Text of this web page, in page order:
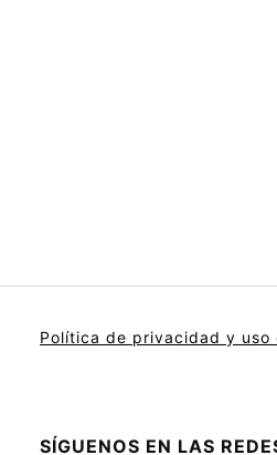
Política de privacidad y uso
SÍGUENOS EN LAS